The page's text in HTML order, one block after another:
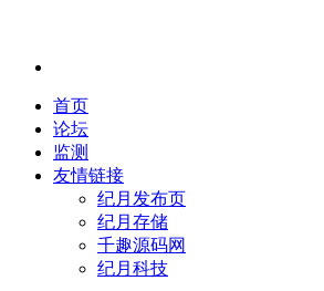
首页
论坛
监测
友情链接
纪月发布页
纪月存储
千趣源码网
纪月科技